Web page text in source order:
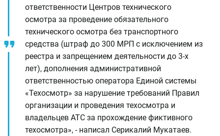
ответственности Центров технического
осмотра за проведение обязательного
технического осмотра без транспортного
средства (штраф до 300 МРП с исключением из
реестра и запрещением деятельности до 3-х
лет), дополнения административной
ответственностью оператора Единой системы
«Техосмотр» за нарушение требований Правил
организации и проведения техосмотра и
владельцев АТС за прохождение фиктивного
техосмотра», - написал Серикалий Мукатаев.